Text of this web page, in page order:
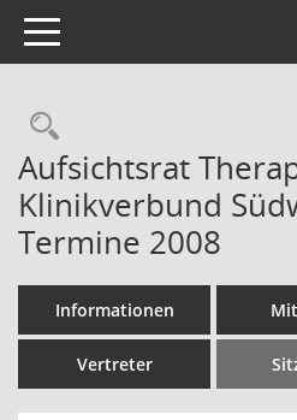
Toggle navigation
Rechercheauswahl
Aufsichtsrat
Klinikverbund
Termine 2008
Informationen
Vertreter